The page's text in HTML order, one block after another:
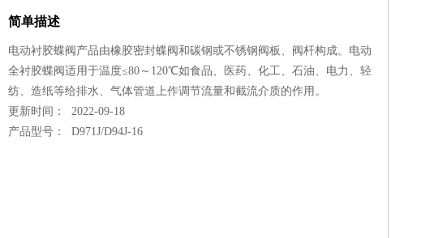
简单描述
电动衬胶蝶阀产品由橡胶密封蝶阀和碳钢或不锈钢阀板、阀杆构成。电动
全衬胶蝶阀适用于温度≤80～120℃如食品、医药、化工、石油、电力、轻
纺、造纸等给排水、气体管道上作调节流量和截流介质的作用。
更新时间： 2022-09-18
产品型号：D971J/D94J-16